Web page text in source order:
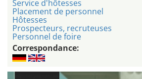
Service d'hôtesses
Placement de personnel
Hôtesses
Prospecteurs, recruteuses
Personnel de foire
Correspondance: